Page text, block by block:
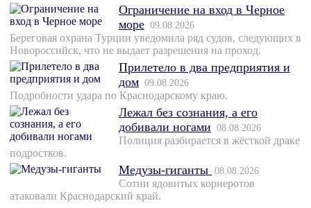
Ограничение на вход в Черное
море 09.08.2026
Береговая охрана Турции уведомила ряд судов, следующих в
Новороссийск, что не выдает разрешения на проход.
Прилетело в два предприятия и
дом 09.08.2026
Подробности удара по Краснодарскому краю.
Лежал без сознания, а его
добивали ногами 08.08.2026
Полиция разбирается в жёсткой драке
подростков.
Медузы-гиганты 08.08.2026
Сотни ядовитых корнеротов
атаковали Краснодарский край.